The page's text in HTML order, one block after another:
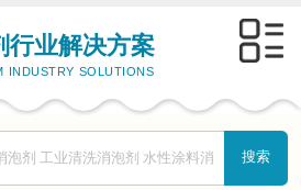
行业解决方案
INDUSTRY SOLUTIONS